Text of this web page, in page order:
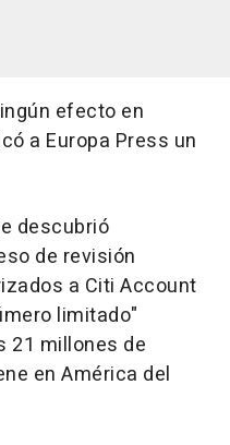
efecto en
a Europa Press un
descubrió
de revisión
a Citi Account
limitado"
21 millones de
en América del